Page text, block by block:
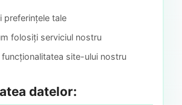
preferințele tale
folosiți serviciul nostru
site-ului nostru
datelor: